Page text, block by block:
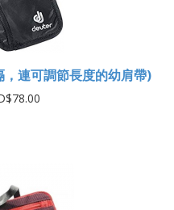
，連可調節長度的幼肩帶)